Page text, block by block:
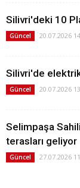
Silivri'deki 10
Güncel 20.07.2026
Silivri'de
Güncel 20.07.2026
Selimpaşa
terasları geliyor
Güncel 27.07.2026